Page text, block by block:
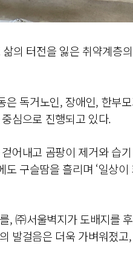
의 터전을 잃은 취약계층
독거노인, 장애인, 한부
심으로 진행되고 있다.
어내고 곰팡이 제거와 습
구슬땀을 흘리며 ‘일상
, ㈜서울벽지가 도배지를
발걸음은 더욱 가벼워졌